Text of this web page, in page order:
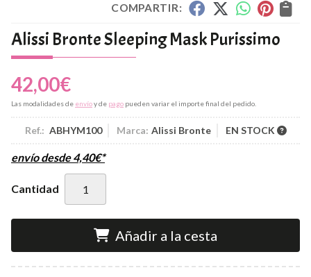
COMPARTIR:
Alissi Bronte Sleeping Mask Purissimo
42,00€
Las modalidades de envíoy de pago pueden variar el importe final del pedido.
Ref.: ABHYM100 Marca: Alissi Bronte EN STOCK
envío desde4,40€*
Cantidad
Añadir a la cesta